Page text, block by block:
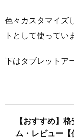
色々カスタマイズ
トとして使ってい
下はタブレットア
【おすすめ】
ム・レビュー